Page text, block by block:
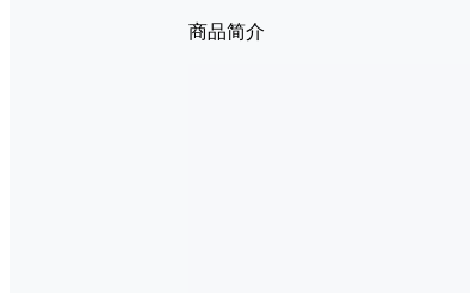
商品简介